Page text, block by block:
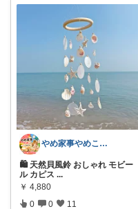
やめ家事やめこ♡一軍インテリア
🛍 天然貝風鈴 おしゃれ モビー
ル カピス ...
￥ 4,880
0 0 11